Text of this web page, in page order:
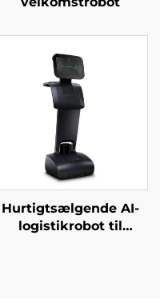
Hurtigtsælgende AI-
logistikrobot til